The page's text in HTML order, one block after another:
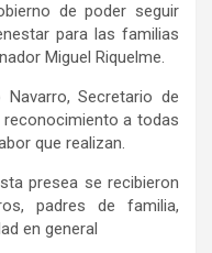
de poder seguir
para las familias
Miguel Riquelme.
Secretario de
reconocimiento a todas
que realizan.
presea se recibieron
padres de familia,
en general